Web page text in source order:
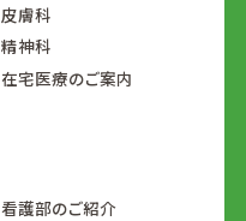
皮膚科
精神科
在宅医療のご案内
看護部のご紹介